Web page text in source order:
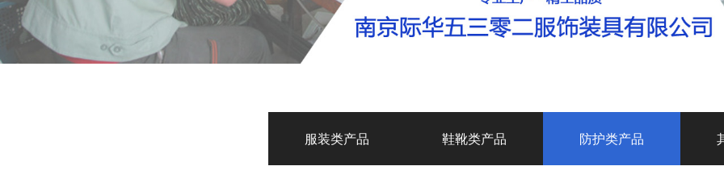
服装类产品 鞋靴类产品 防护类产品